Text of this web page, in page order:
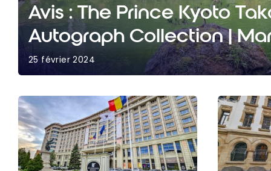
Bonvoy
Avis : The Prince Kyoto
Autograph Collection |
25 février 2024